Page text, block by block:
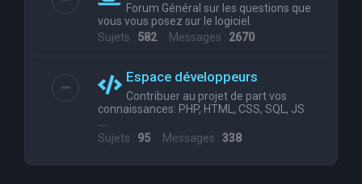
Forum Général sur les questions que
vous vous posez sur le logiciel.
Sujets : 582Messages : 2670
Espace développeurs
Contribuer au projet de part vos
connaissances: PHP, HTML, CSS, SQL, JS
Sujets : 95 Messages : 338